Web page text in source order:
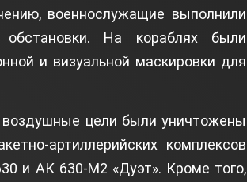
военнослужащие выполнили
На кораблях были
и визуальной маскировки для
цели были уничтожены
артиллерийских комплексов
и АК 630-М2 «Дуэт». Кроме того,